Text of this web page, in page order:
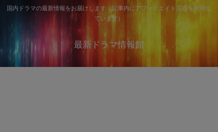
国内ドラマの最新情報をお届けします（記事内にアフィリエイト広告を利用し
ています）
最新ドラマ情報館